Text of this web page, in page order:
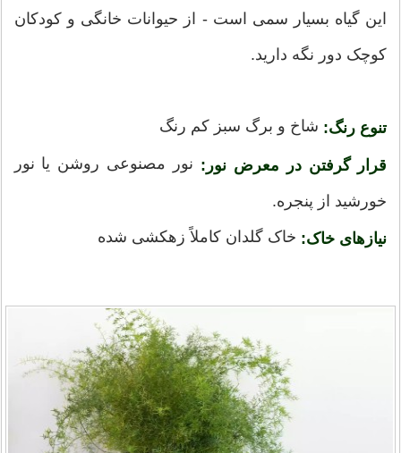
این گیاه بسیار سمی است - از حیوانات خانگی و کودکان
کوچک دور نگه دارید.
تنوع رنگ: شاخ و برگ سبز کم رنگ
قرار گرفتن در معرض نور: نور مصنوعی روشن یا نور
خورشید از پنجره.
نیازهای خاک: خاک گلدان کاملاً زهکشی شده